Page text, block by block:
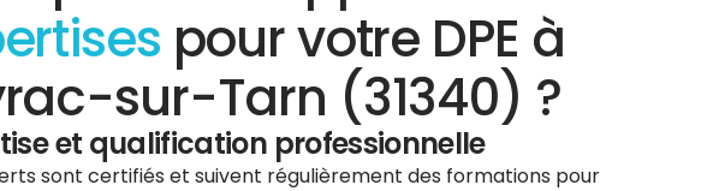
pour votre DPE à
sur-Tarn (31340) ?
et qualification professionnelle
sont certifiés et suivent régulièrement des formations pour